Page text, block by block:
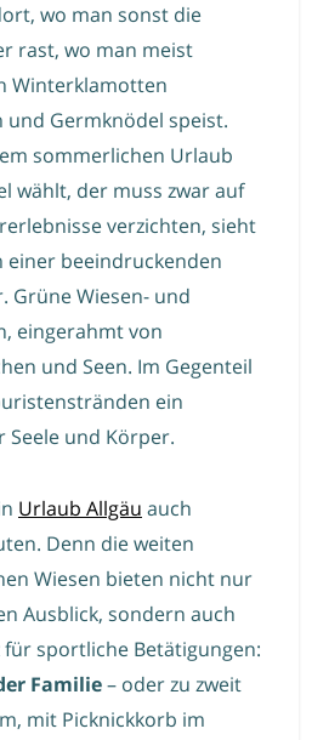
wo man sonst die
rast, wo man meist
Winterklamotten
und Germknödel speist.
sommerlichen Urlaub
wählt, der muss zwar auf
verzichten, sieht
einer beeindruckenden
Grüne Wiesen- und
eingerahmt von
und Seen. Im Gegenteil
ein
Seele und Körper.
Urlaub Allgäu auch
Denn die weiten
Wiesen bieten nicht nur
Ausblick, sondern auch
für sportliche Betätigungen:
Familie– oder zu zweit
mit Picknickkorb im